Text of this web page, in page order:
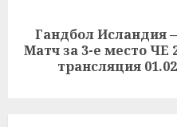
Следующая
запись:
Гандбол Исландия
Матч за 3-е место ЧЕ
трансляция